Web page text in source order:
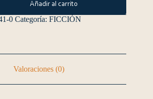
Añadir al carrito
0 Categoría: FICCIÓN
Valoraciones (0)